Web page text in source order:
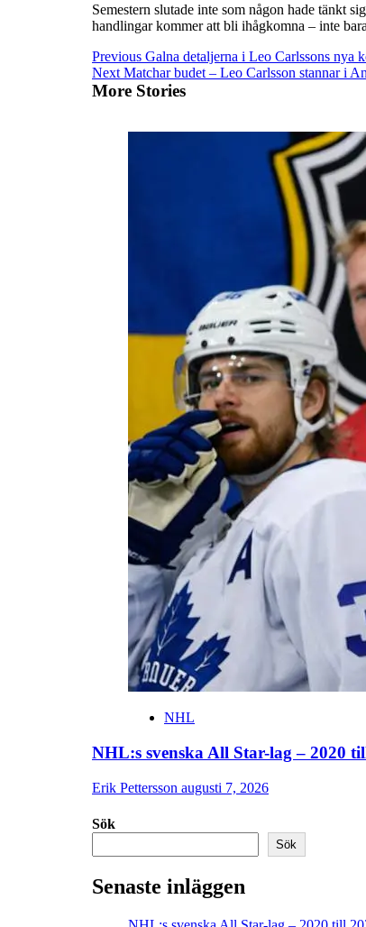
Semestern slutade inte som någon hade tänkt
handlingar kommer att bli ihågkomna – inte
Continue
Reading
Previous Galna detaljerna i Leo Carlssons nya
Next Matchar budet – Leo Carlsson stannar i
More Stories
NHL
NHL:s svenska All Star-lag – 2020
Erik Pettersson augusti 7, 2026
Sök
Sök
Senaste inläggen